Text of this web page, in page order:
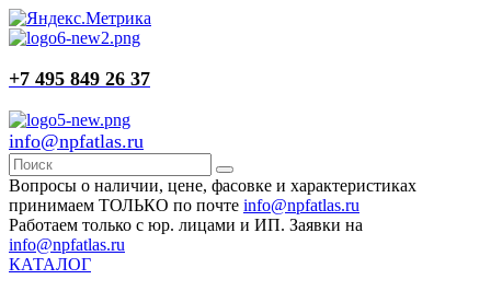
+7 495 849 26 37
info@npfatlas.ru
Вопросы о наличии, цене, фасовке и характеристиках
принимаем ТОЛЬКО по почте info@npfatlas.ru
Работаем только с юр. лицами и ИП. Заявки на
info@npfatlas.ru
КАТАЛОГ